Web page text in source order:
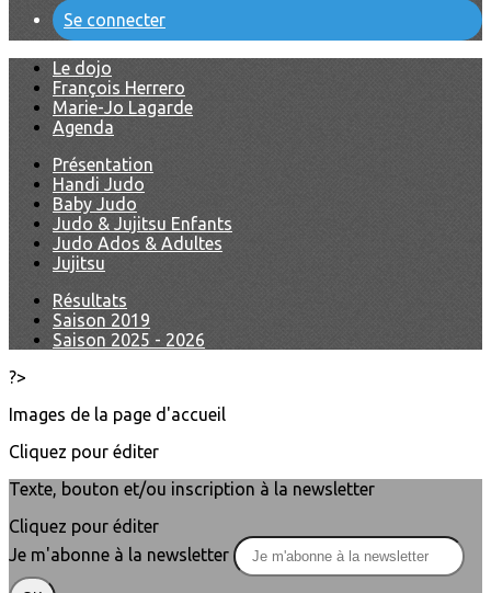
Se connecter
Le dojo
François Herrero
Marie-Jo Lagarde
Agenda
Présentation
Handi Judo
Baby Judo
Judo & Jujitsu Enfants
Judo Ados & Adultes
Jujitsu
Résultats
Saison 2019
Saison 2025 - 2026
?>
Images de la page d'accueil
Cliquez pour éditer
Texte, bouton et/ou inscription à la newsletter
Cliquez pour éditer
Je m'abonne à la newsletter